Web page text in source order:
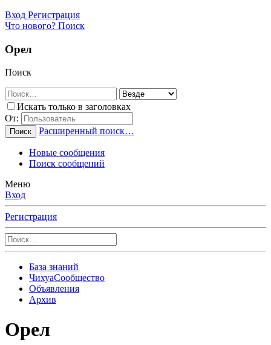
Вход Регистрация
Что нового? Поиск
Орел
Поиск
Искать только в заголовках
От:
Поиск Расширенный поиск…
Новые сообщения
Поиск сообщений
Меню
Вход
Регистрация
База знаний
ЧихуаСообщество
Объявления
Архив
Орел